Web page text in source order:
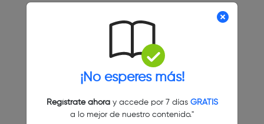
¡No esperes más!
Regístrate ahoray accede por 7 días GRATIS
a lo mejor de nuestro contenido."